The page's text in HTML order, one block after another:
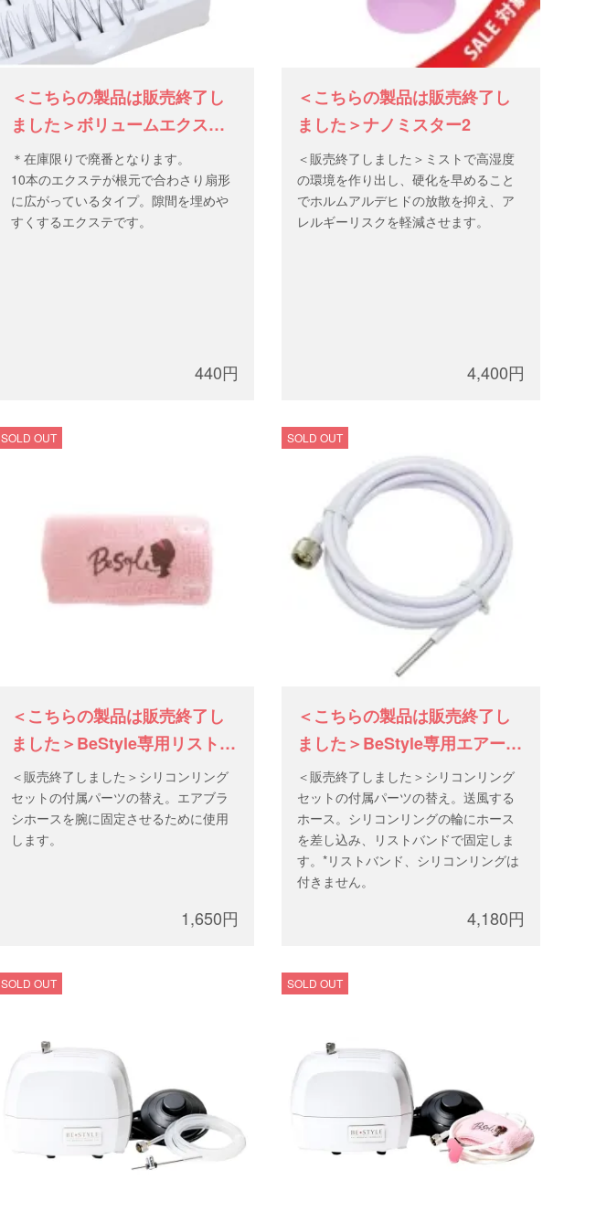
＜こちらの製品は販売終了し
ました＞ボリュームエクス
テ フレアー
＊在庫限りで廃番となります。
10本のエクステが根元で合わさり扇形
に広がっているタイプ。隙間を埋めや
すくするエクステです。
440円
＜こちらの製品は販売終了し
ました＞ナノミスター2
＜販売終了しました＞ミストで高湿度
の環境を作り出し、硬化を早めること
でホルムアルデヒドの放散を抑え、ア
レルギーリスクを軽減させます。
4,400円
＜こちらの製品は販売終了し
ました＞BeStyle専用リストバ
ンド
＜販売終了しました＞シリコンリング
セットの付属パーツの替え。エアブラ
シホースを腕に固定させるために使用
します。
1,650円
SOLD OUT
＜こちらの製品は販売終了し
ました＞BeStyle専用エアーブ
ラシ付きエアホース
＜販売終了しました＞シリコンリング
セットの付属パーツの替え。送風する
ホース。シリコンリングの輪にホース
を差し込み、リストバンドで固定しま
す。*リストバンド、シリコンリングは
付きません。
4,180円
SOLD OUT
SOLD OUT SOLD OUT